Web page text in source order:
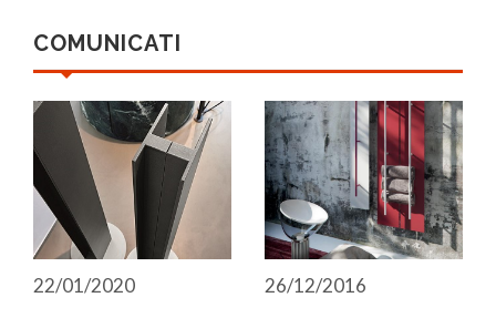
COMUNICATI
22/01/2020
26/12/2016